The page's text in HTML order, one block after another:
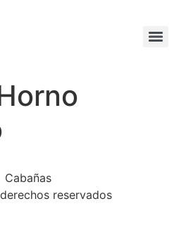
Cabañas
reservados